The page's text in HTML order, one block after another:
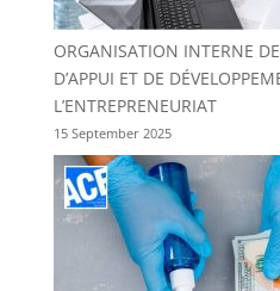
ORGANISATION INTERNE
D’APPUI ET DE
L’ENTREPRENEURIAT
15 September 2025